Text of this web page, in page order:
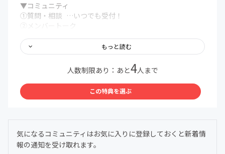
▼コミュニティ
①質問・相談 …いつでも受付！
②メンバートーク
…and more!
＊コミュニティ内ではLINEを使用します。注意事項をよく
読みご参加ください。
＊「初月無料」の適用は入会月末となります。翌月1日よ
親子料理部事務局公式LINE
https://lin.ee/GnmnXQs
もっと読む
人数制限あり：あと4人まで
この特典を選ぶ
気になるコミュニティはお気に入りに登録しておくと新着情
報の通知を受け取れます。